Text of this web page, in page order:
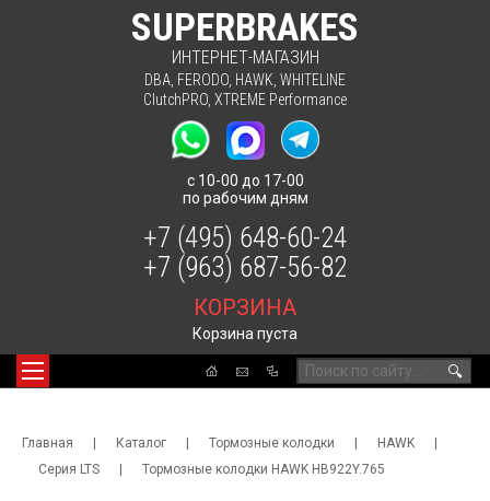
SUPERBRAKES
ИНТЕРНЕТ-МАГАЗИН
DBA FERODO HAWK WHITELINE
ClutchPRO XTREME Performance
с 10-00 до 17-00
по рабочим дням
🔍
КОРЗИНА
Корзина пуста
+7 (495) 648-60-24
+7 (963) 687-56-82
Главная | Каталог | Тормозные колодки | HAWK
|
Серия LTS
| Тормозные колодки HAWK HB922Y.765